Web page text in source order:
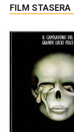
FILM STASERA